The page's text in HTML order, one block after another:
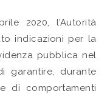
2020, l’Autorità
indicazioni per la
pubblica nel
garantire, durante
di comportamenti